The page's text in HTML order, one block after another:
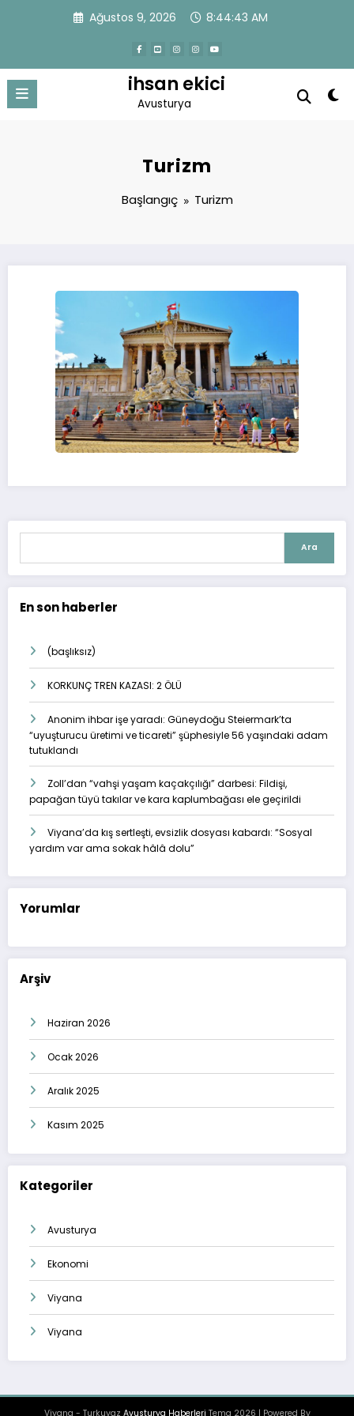
Ağustos 9, 2026 8:44:43 AM
ihsan ekici
Avusturya
Turizm
Başlangıç Turizm
Ara
En son haberler
(başlıksız)
KORKUNÇ TREN KAZASI: 2 ÖLÜ
Anonim ihbar işe yaradı: Güneydoğu Steiermark’ta
“uyuşturucu üretimi ve ticareti” şüphesiyle 56 yaşındaki adam
tutuklandı
Zoll’dan “vahşi yaşam kaçakçılığı” darbesi: Fildişi,
papağan tüyü takılar ve kara kaplumbağası ele geçirildi
Viyana’da kış sertleşti, evsizlik dosyası kabardı: “Sosyal
yardım var ama sokak hâlâ dolu”
Yorumlar
Arşiv
Haziran 2026
Ocak 2026
Aralık 2025
Kasım 2025
Kategoriler
Avusturya
Ekonomi
Viyana
Viyana
Viyana - Turkuvaz Avusturya Haberleri Tema 2026 | Powered By